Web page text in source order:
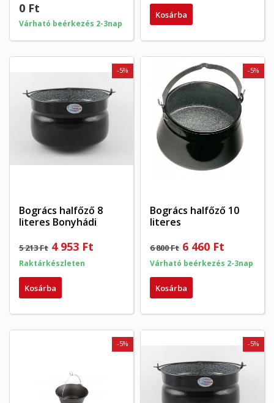
0 Ft
Várható beérkezés 2-3nap
Kosárba
Bogrács halfőző 8
literes Bonyhádi
5 213 Ft
-5%
4 953 Ft
Raktárkészleten
Kosárba
Bogrács halfőző 10
literes
6 800 Ft
-5%
6 460 Ft
Várható beérkezés 2-3nap
Kosárba
-5% -5%